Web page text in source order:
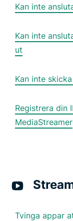
Kan inte
Kan inte
ut
Kan inte
Registrera din
MediaStreamer
Tvinga appar